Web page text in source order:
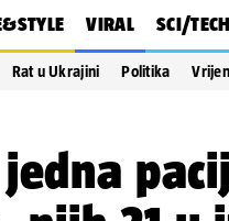
VIRAL SCI/TECH
Rat u Ukrajini Politika